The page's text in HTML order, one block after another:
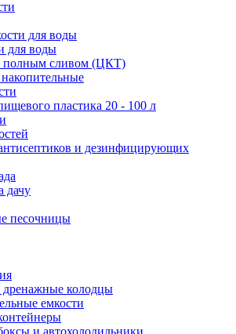
для воды
для воды
полным сливом (ЦКТ)
пластика 20 - 100 л
и дезинфицирующих
дачу
песочницы
колодцы
емкости
и автохолодильники